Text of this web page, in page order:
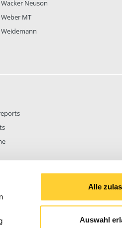
Alle
Auswahl
Wacker Neuson
Weber MT
Weidemann
BEITRÄGE GESAMT